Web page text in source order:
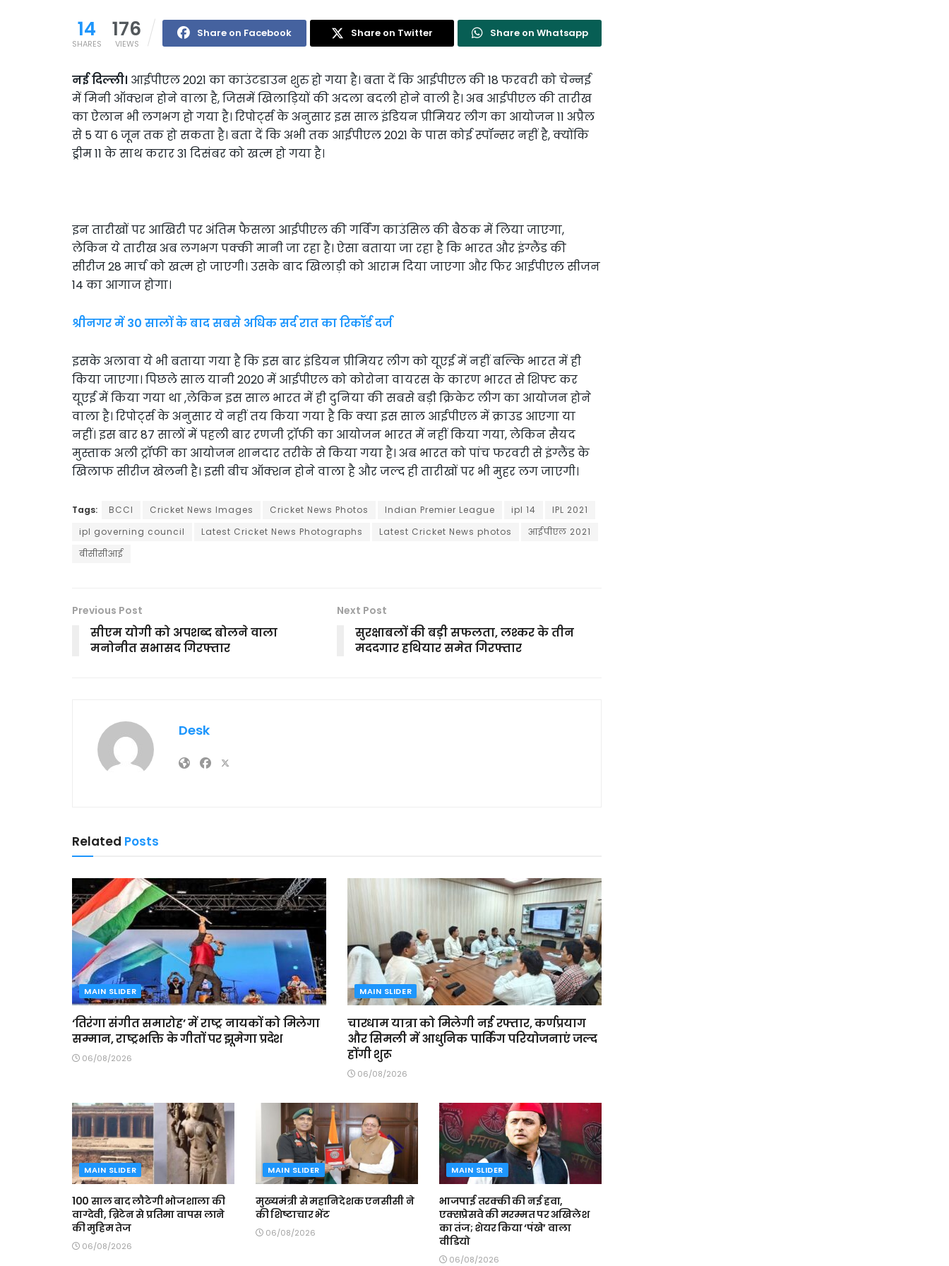
14
SHARES
176
VIEWS
Share on Facebook Share on Twitter Share on Whatsapp
नई दिल्ली। आईपीएल 2021 का काउंटडाउन शुरु हो गया है। बता दें कि आईपीएल की 18 फरवरी को चेन्नई
में मिनी ऑक्शन होने वाला है, जिसमें खिलाड़ियों की अदला बदली होने वाली है। अब आईपीएल की तारीख
का ऐलान भी लगभग हो गया है। रिपोर्ट्स के अनुसार इस साल इंडियन प्रीमियर लीग का आयोजन 11 अप्रैल
से 5 या 6 जून तक हो सकता है। बता दें कि अभी तक आईपीएल 2021 के पास कोई स्पॉन्सर नहीं है, क्योंकि
ड्रीम 11 के साथ करार 31 दिसंबर को खत्म हो गया है।
इन तारीखों पर आखिरी पर अंतिम फैसला आईपीएल की गर्विंग काउंसिल की बैठक में लिया जाएगा,
लेकिन ये तारीख अब लगभग पक्की मानी जा रहा है। ऐसा बताया जा रहा है कि भारत और इंग्लैंड की
सीरीज 28 मार्च को खत्म हो जाएगी। उसके बाद खिलाड़ी को आराम दिया जाएगा और फिर आईपीएल सीजन
14 का आगाज होगा।
श्रीनगर में 30 सालों के बाद सबसे अधिक सर्द रात का रिकॉर्ड दर्ज
इसके अलावा ये भी बताया गया है कि इस बार इंडियन प्रीमियर लीग को यूएई में नहीं बल्कि भारत में ही
किया जाएगा। पिछले साल यानी 2020 में आईपीएल को कोरोना वायरस के कारण भारत से शिफ्ट कर
यूएई में किया गया था ,लेकिन इस साल भारत में ही दुनिया की सबसे बड़ी क्रिकेट लीग का आयोजन होने
वाला है। रिपोर्ट्स के अनुसार ये नहीं तय किया गया है कि क्या इस साल आईपीएल में क्राउड आएगा या
नहीं। इस बार 87 सालों में पहली बार रणजी ट्रॉफी का आयोजन भारत में नहीं किया गया, लेकिन सैयद
मुस्ताक अली ट्रॉफी का आयोजन शानदार तरीके से किया गया है। अब भारत को पांच फरवरी से इंग्लैंड के
खिलाफ सीरीज खेलनी है। इसी बीच ऑक्शन होने वाला है और जल्द ही तारीखों पर भी मुहर लग जाएगी।
Tags: BCCI Cricket News Images Cricket News Photos Indian Premier League ipl 14
IPL 2021
ipl governing council
Latest Cricket News Photographs Latest Cricket News photos
आईपीएल 2021
बीसीसीआई
Previous Post
सीएम योगी को अपशब्द बोलने वाला
मनोनीत सभासद गिरफ्तार
Next Post
सुरक्षाबलों की बड़ी सफलता, लश्कर के तीन
मददगार हथियार समेत गिरफ्तार
Desk
Related Posts
MAIN SLIDER
‘तिरंगा संगीत समारोह’ में राष्ट्र नायकों को मिलेगा
सम्मान, राष्ट्रभक्ति के गीतों पर झूमेगा प्रदेश
06/08/2026
MAIN SLIDER
चारधाम यात्रा को मिलेगी नई रफ्तार, कर्णप्रयाग
और सिमली में आधुनिक पार्किंग परियोजनाएं जल्द
होंगी शुरू
06/08/2026
MAIN SLIDER
100 साल बाद लौटेगी भोजशाला की
वाग्देवी, ब्रिटेन से प्रतिमा वापस लाने
की मुहिम तेज
06/08/2026
MAIN SLIDER
मुख्यमंत्री से महानिदेशक एनसीसी ने
की शिष्टाचार भेंट
06/08/2026
MAIN SLIDER
भाजपाई तरक्की की नई हवा,
एक्सप्रेसवे की मरम्मत पर अखिलेश
का तंज; शेयर किया ‘पंखे’ वाला
वीडियो
06/08/2026